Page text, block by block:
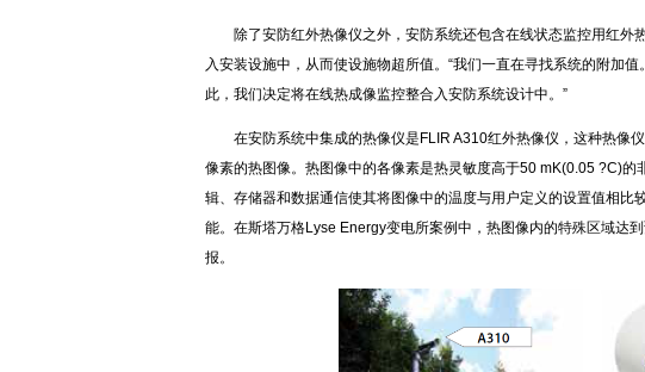
除了安防红外热像仪之外，安防系统还包含在线状态监控用红
入安装设施中，从而使设施物超所值。“我们一直在寻找系统的附加
此，我们决定将在线热成像监控整合入安防系统设计中。”
在安防系统中集成的热像仪是FLIR A310红外热像仪，这种热像
像素的热图像。热图像中的各像素是热灵敏度高于50 mK(0.05 ?C)
辑、存储器和数据通信使其将图像中的温度与用户定义的设置值相
能。在斯塔万格Lyse Energy变电所案例中，热图像内的特殊区域达
报。